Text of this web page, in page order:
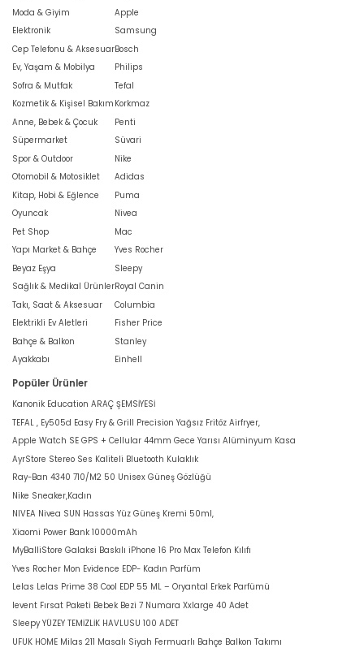
Moda & Giyim
Elektronik
Cep Telefonu & Aksesuar
Ev, Yaşam & Mobilya
Sofra & Mutfak
Kozmetik & Kişisel Bakım
Anne, Bebek & Çocuk
Süpermarket
Spor & Outdoor
Otomobil & Motosiklet
Kitap, Hobi & Eğlence
Oyuncak
Pet Shop
Yapı Market & Bahçe
Beyaz Eşya
Sağlık & Medikal Ürünler
Takı, Saat & Aksesuar
Elektrikli Ev Aletleri
Bahçe & Balkon
Ayakkabı
Apple
Samsung
Bosch
Philips
Tefal
Korkmaz
Penti
Süvari
Nike
Adidas
Puma
Nivea
Mac
Yves Rocher
Sleepy
Royal Canin
Columbia
Fisher Price
Stanley
Einhell
Popüler Ürünler
Kanonik Education ARAÇ ŞEMSİYESİ
TEFAL , Ey505d Easy Fry & Grill Precision Yağsız Fritöz Airfryer,
Apple Watch SE GPS + Cellular 44mm Gece Yarısı Alüminyum Kasa
AyrStore Stereo Ses Kaliteli Bluetooth Kulaklık
Ray-Ban 4340 710/M2 50 Unisex Güneş Gözlüğü
Nike Sneaker,Kadın
NIVEA Nivea SUN Hassas Yüz Güneş Kremi 50ml,
Xiaomi Power Bank 10000mAh
MyBalliStore Galaksi Baskılı iPhone 16 Pro Max Telefon Kılıfı
Yves Rocher Mon Evidence EDP- Kadın Parfüm
Lelas Lelas Prime 38 Cool EDP 55 ML – Oryantal Erkek Parfümü
levent Fırsat Paketi Bebek Bezi 7 Numara Xxlarge 40 Adet
Sleepy YÜZEY TEMİZLİK HAVLUSU 100 ADET
UFUK HOME Milas 211 Masalı Siyah Fermuarlı Bahçe Balkon Takımı